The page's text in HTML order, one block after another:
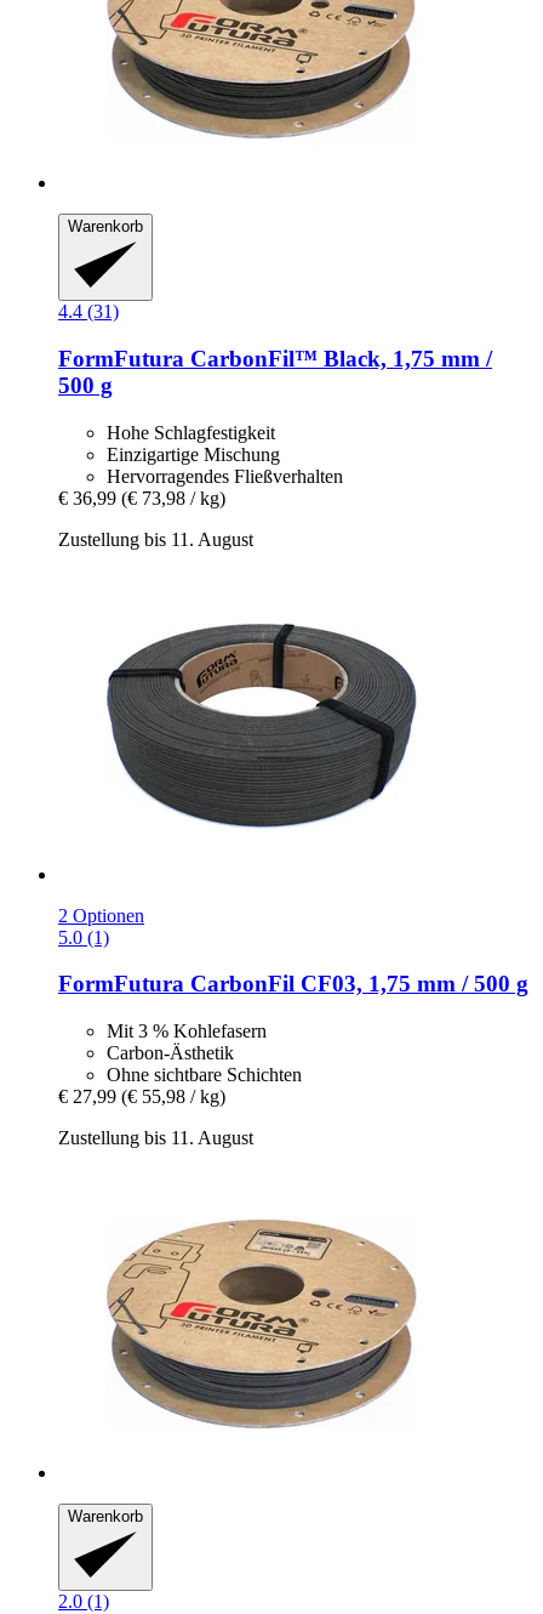
Warenkorb
4.4 (31)
FormFutura CarbonFil™ Black, 1,75 mm /
500 g
Hohe Schlagfestigkeit
Einzigartige Mischung
Hervorragendes Fließverhalten
€ 36,99 (€ 73,98 / kg)
Zustellung bis 11. August
2 Optionen
5.0 (1)
FormFutura CarbonFil CF03, 1,75 mm / 500 g
Mit 3 % Kohlefasern
Carbon-Ästhetik
Ohne sichtbare Schichten
€ 27,99 (€ 55,98 / kg)
Zustellung bis 11. August
Warenkorb
2.0 (1)